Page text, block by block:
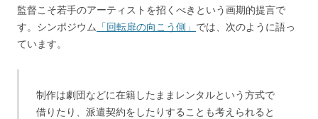
監督こそ若手のアーティストを招くべきという画期的提言で
す。シンポジウム 「回転扉の向こう側」 では、次のように語っ
ています。
制作は劇団などに在籍したままレンタルという方式で
借りたり、派遣契約をしたりすることも考えられると